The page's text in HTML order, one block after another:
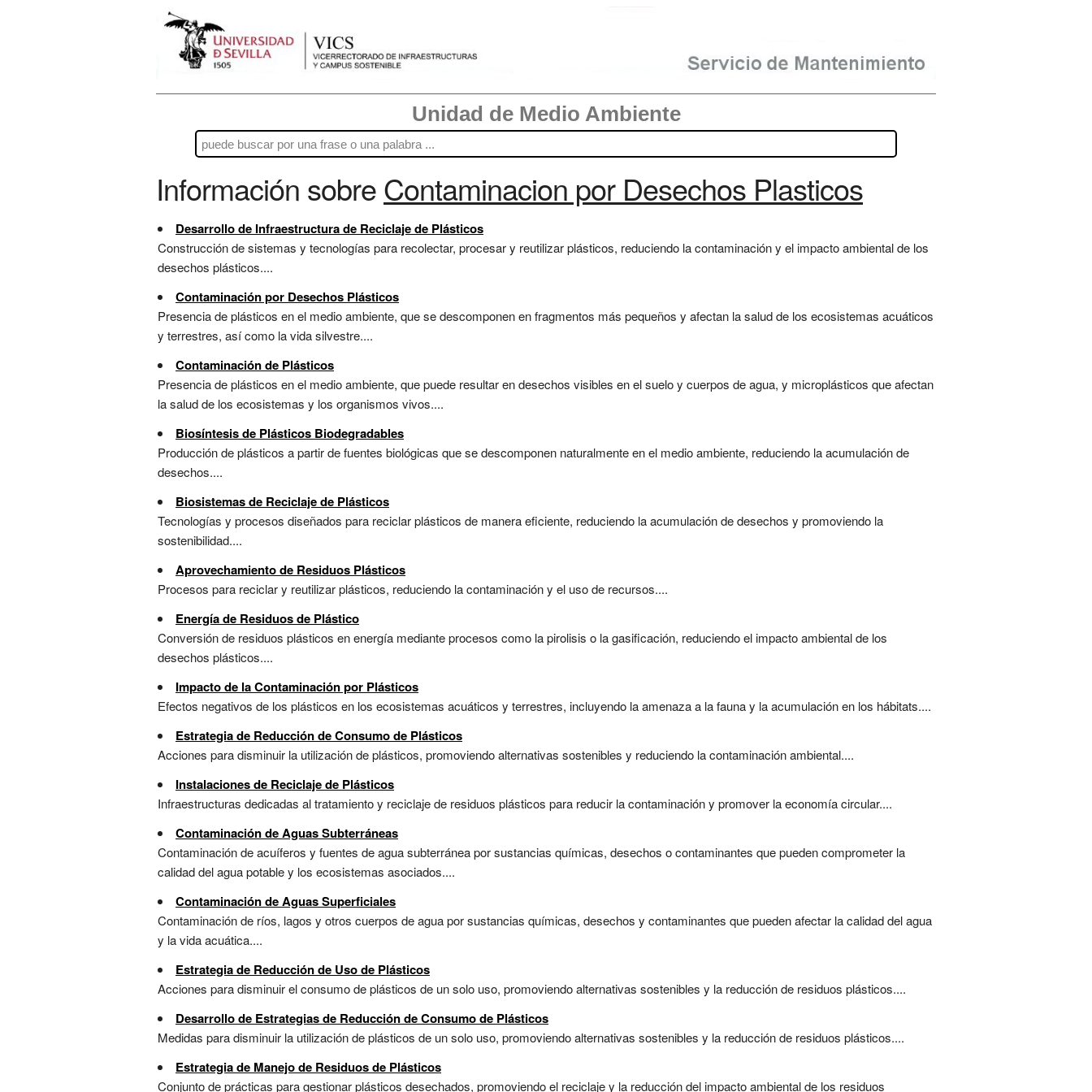
Unidad de Medio Ambiente
Información sobreContaminacion por Desechos Plasticos
Desarrollo de Infraestructura de Reciclaje de Plásticos
Construcción de sistemas y tecnologías para recolectar, procesar y reutilizar plásticos, reduciendo la contaminación y el impacto ambiental de los
desechos plásticos....
Contaminación por Desechos Plásticos
Presencia de plásticos en el medio ambiente, que se descomponen en fragmentos más pequeños y afectan la salud de los ecosistemas acuáticos
y terrestres, así como la vida silvestre....
Contaminación de Plásticos
Presencia de plásticos en el medio ambiente, que puede resultar en desechos visibles en el suelo y cuerpos de agua, y microplásticos que afectan
la salud de los ecosistemas y los organismos vivos....
Biosíntesis de Plásticos Biodegradables
Producción de plásticos a partir de fuentes biológicas que se descomponen naturalmente en el medio ambiente, reduciendo la acumulación de
desechos....
Biosistemas de Reciclaje de Plásticos
Tecnologías y procesos diseñados para reciclar plásticos de manera eficiente, reduciendo la acumulación de desechos y promoviendo la
sostenibilidad....
Aprovechamiento de Residuos Plásticos
Procesos para reciclar y reutilizar plásticos, reduciendo la contaminación y el uso de recursos....
Energía de Residuos de Plástico
Conversión de residuos plásticos en energía mediante procesos como la pirolisis o la gasificación, reduciendo el impacto ambiental de los
desechos plásticos....
Impacto de la Contaminación por Plásticos
Efectos negativos de los plásticos en los ecosistemas acuáticos y terrestres, incluyendo la amenaza a la fauna y la acumulación en los hábitats....
Estrategia de Reducción de Consumo de Plásticos
Acciones para disminuir la utilización de plásticos, promoviendo alternativas sostenibles y reduciendo la contaminación ambiental....
Instalaciones de Reciclaje de Plásticos
Infraestructuras dedicadas al tratamiento y reciclaje de residuos plásticos para reducir la contaminación y promover la economía circular....
Contaminación de Aguas Subterráneas
Contaminación de acuíferos y fuentes de agua subterránea por sustancias químicas, desechos o contaminantes que pueden comprometer la
calidad del agua potable y los ecosistemas asociados....
Contaminación de Aguas Superficiales
Contaminación de ríos, lagos y otros cuerpos de agua por sustancias químicas, desechos y contaminantes que pueden afectar la calidad del agua
y la vida acuática....
Estrategia de Reducción de Uso de Plásticos
Acciones para disminuir el consumo de plásticos de un solo uso, promoviendo alternativas sostenibles y la reducción de residuos plásticos....
Desarrollo de Estrategias de Reducción de Consumo de Plásticos
Medidas para disminuir la utilización de plásticos de un solo uso, promoviendo alternativas sostenibles y la reducción de residuos plásticos....
Estrategia de Manejo de Residuos de Plásticos
Conjunto de prácticas para gestionar plásticos desechados, promoviendo el reciclaje y la reducción del impacto ambiental de los residuos